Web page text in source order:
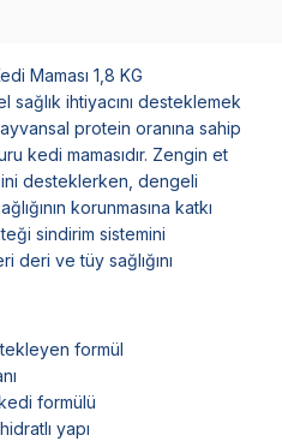
Maması 1,8 KG
ihtiyacını desteklemek
protein oranına sahip
kedi mamasıdır. Zengin et
desteklerken, dengeli
korunmasına katkı
sindirim sistemini
deri ve tüy sağlığını
formül
formülü
yapı